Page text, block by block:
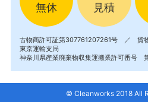
無休
見積
古物商許可証第307761207261号 ／ 貨
東京運輸支局
神奈川県産業廃棄物収集運搬業許可番号
© Cleanworks 2018 All